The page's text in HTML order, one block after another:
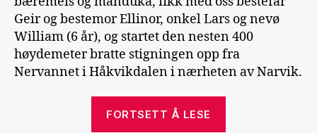
Geir og bestemor Ellinor, onkel Lars og nevø
William (6 år), og startet den nesten 400
høydemeter bratte stigningen opp fra
Nervannet i Håkvikdalen i nærheten av Narvik.
FORTSETT Å LESE